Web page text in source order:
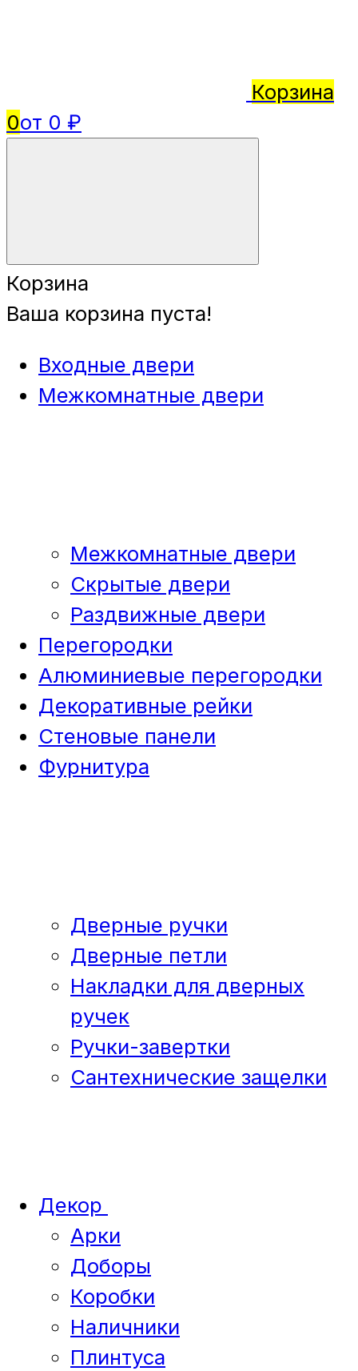
Корзина
0от 0 ₽
Корзина
Ваша корзина пуста!
Входные двери
Межкомнатные двери
Межкомнатные двери
Скрытые двери
Раздвижные двери
Перегородки
Алюминиевые перегородки
Декоративные рейки
Стеновые панели
Фурнитура
Дверные ручки
Дверные петли
Накладки для дверных
ручек
Ручки-завертки
Сантехнические защелки
Декор
Арки
Доборы
Коробки
Наличники
Плинтуса